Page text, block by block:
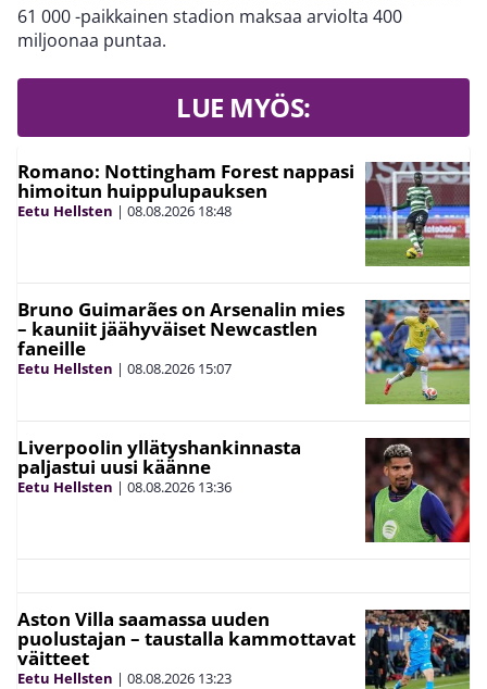
61 000 -paikkainen stadion maksaa arviolta 400
miljoonaa puntaa.
LUE MYÖS:
Romano: Nottingham Forest nappasi
himoitun huippulupauksen
Eetu Hellsten | 08.08.2026 18:48
Bruno Guimarães on Arsenalin mies
– kauniit jäähyväiset Newcastlen
faneille
Eetu Hellsten | 08.08.2026 15:07
Liverpoolin yllätyshankinnasta
paljastui uusi käänne
Eetu Hellsten | 08.08.2026 13:36
Aston Villa saamassa uuden
puolustajan – taustalla kammottavat
väitteet
Eetu Hellsten | 08.08.2026 13:23